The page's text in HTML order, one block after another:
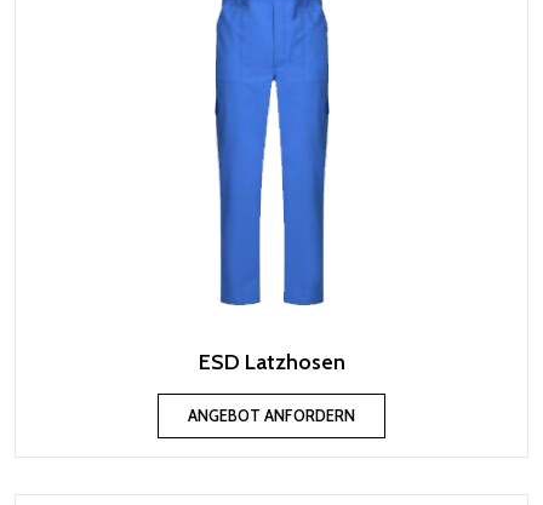
ESD Latzhosen
ANGEBOT ANFORDERN